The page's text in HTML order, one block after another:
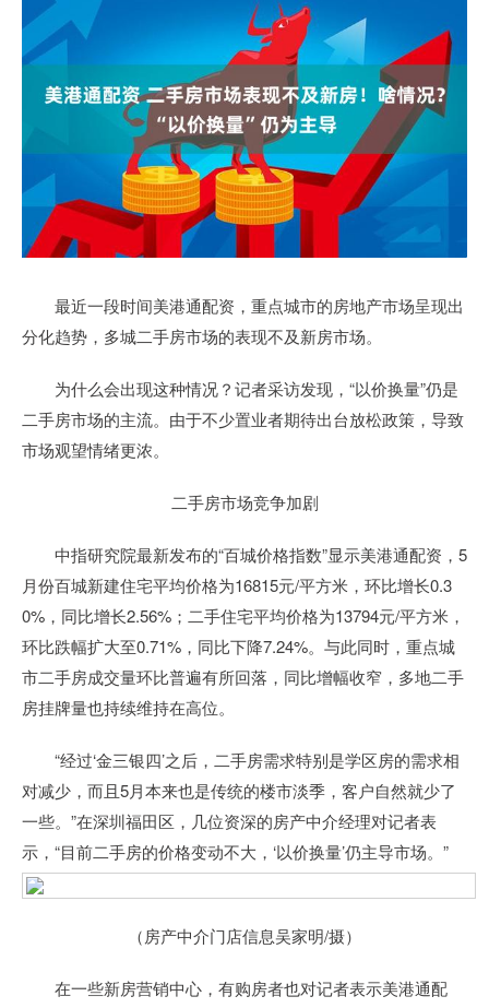
最近一段时间美港通配资，重点城市的房地产市场呈现出
分化趋势，多城二手房市场的表现不及新房市场。
为什么会出现这种情况？记者采访发现，“以价换量”仍是
二手房市场的主流。由于不少置业者期待出台放松政策，导致
市场观望情绪更浓。
二手房市场竞争加剧
中指研究院最新发布的“百城价格指数”显示美港通配资，5
月份百城新建住宅平均价格为16815元/平方米，环比增长0.3
0%，同比增长2.56%；二手住宅平均价格为13794元/平方米，
环比跌幅扩大至0.71%，同比下降7.24%。与此同时，重点城
市二手房成交量环比普遍有所回落，同比增幅收窄，多地二手
房挂牌量也持续维持在高位。
“经过‘金三银四’之后，二手房需求特别是学区房的需求相
对减少，而且5月本来也是传统的楼市淡季，客户自然就少了
一些。”在深圳福田区，几位资深的房产中介经理对记者表
示，“目前二手房的价格变动不大，‘以价换量’仍主导市场。”
（房产中介门店信息吴家明/摄）
在一些新房营销中心，有购房者也对记者表示美港通配